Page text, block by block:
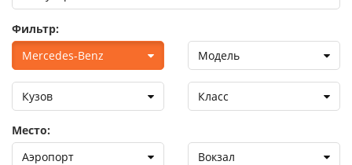
Фильтр:
Mercedes-Benz
Модель
Кузов Класс
Место:
Аэропорт
Вокзал